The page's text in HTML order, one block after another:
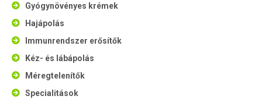
Gyógynövényes krémek
Hajápolás
Immunrendszer erősítők
Kéz- és lábápolás
Méregtelenítők
Specialitások